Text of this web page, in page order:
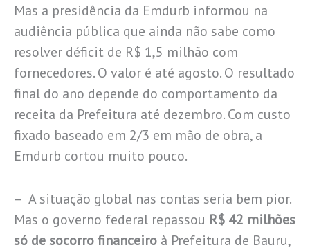
Mas a presidência da Emdurb informou na
audiência pública que ainda não sabe como
resolver déficit de R$ 1,5 milhão com
fornecedores. O valor é até agosto. O resultado
final do ano depende do comportamento da
receita da Prefeitura até dezembro. Com custo
fixado baseado em 2/3 em mão de obra, a
Emdurb cortou muito pouco.
– A situação global nas contas seria bem pior.
Mas o governo federal repassou R$ 42 milhões
só de socorro financeiro à Prefeitura de Bauru,